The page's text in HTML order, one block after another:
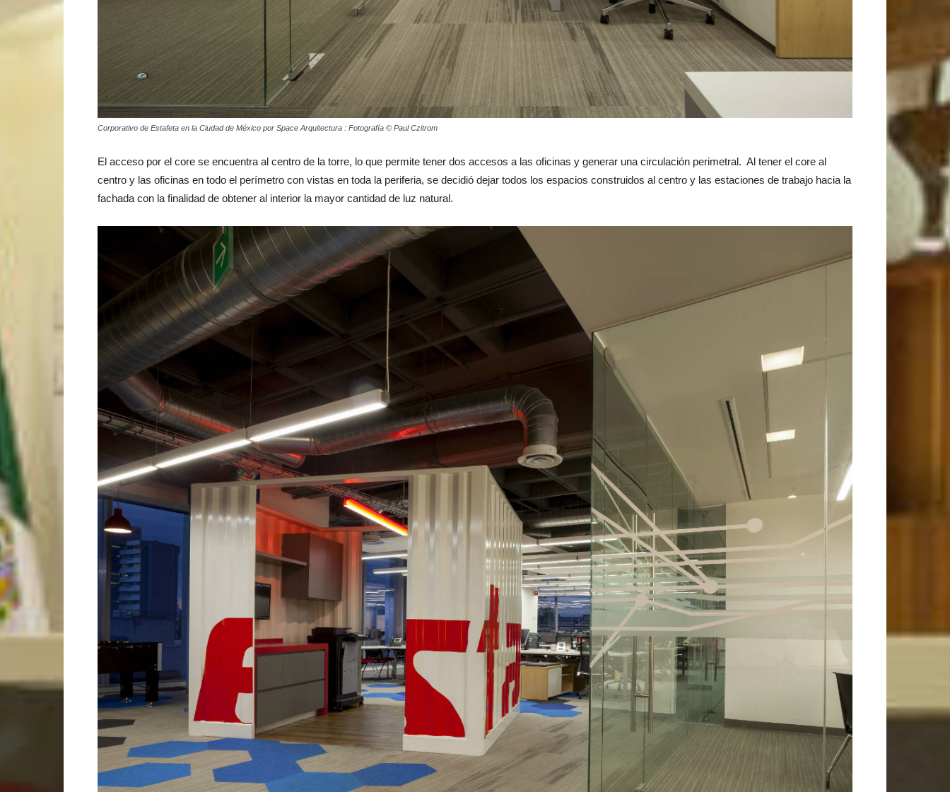
Corporativo de Estafeta en la Ciudad de México por Space Arquitectura : Fotografía © Paul Czitrom
El acceso por el core se encuentra al centro de la torre, lo que permite tener dos accesos a las oficinas y generar una circulación perimetral. Al tener el core al
centro y las oficinas en todo el perímetro con vistas en toda la periferia, se decidió dejar todos los espacios construidos al centro y las estaciones de trabajo hacia la
fachada con la finalidad de obtener al interior la mayor cantidad de luz natural.